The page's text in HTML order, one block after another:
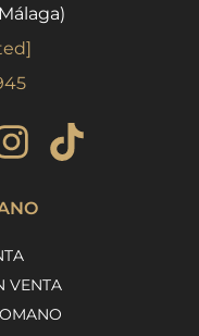
VENTA